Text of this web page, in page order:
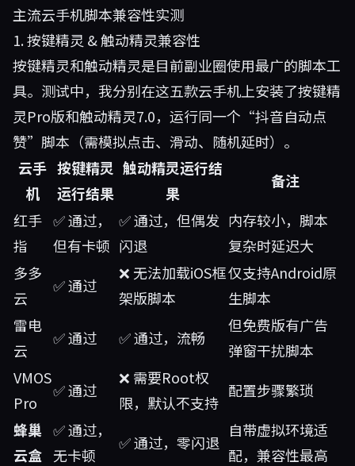
主流云手机脚本兼容性实测
1. 按键精灵 & 触动精灵兼容性
按键精灵和触动精灵是目前副业圈使用最广的脚本工
具。测试中，我分别在这五款云手机上安装了按键精
灵Pro版和触动精灵7.0，运行同一个“抖音自动点
赞”脚本（需模拟点击、滑动、随机延时）。
云手
机
按键精灵
运行结果
触动精灵运行结
果
备注
红手
指
✅ 通过，
但有卡顿
✅ 通过，但偶发
闪退
内存较小，脚本
复杂时延迟大
多多
云
✅ 通过
❌ 无法加载iOS框
架版脚本
仅支持Android原
生脚本
雷电
云
✅ 通过 ✅ 通过，流畅
但免费版有广告
弹窗干扰脚本
VMOS
Pro
✅ 通过
❌ 需要Root权
限，默认不支持
配置步骤繁琐
蜂巢
云盒
✅ 通过，
无卡顿
✅ 通过，零闪退
自带虚拟环境适
配，兼容性最高